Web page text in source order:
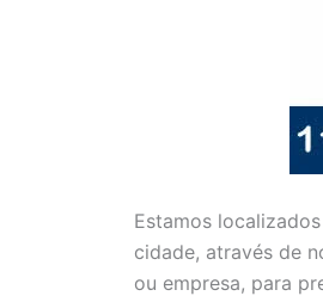
Estamos
cidade, através de
ou empresa, para